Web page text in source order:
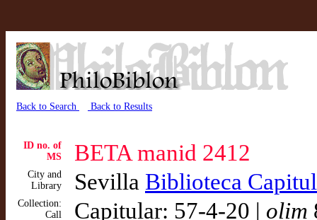
Back to Search Back to Results
ID no. of
MS
BETA manid 2412
City and
Library
Sevilla Biblioteca
Collection:
Call
Capitular: 57-4-20 | olim